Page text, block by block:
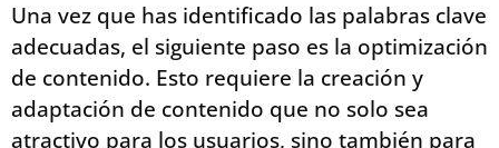
Una vez que has identificado las palabras clave
adecuadas, el siguiente paso es la optimización
de contenido. Esto requiere la creación y
adaptación de contenido que no solo sea
atractivo para los usuarios, sino también para